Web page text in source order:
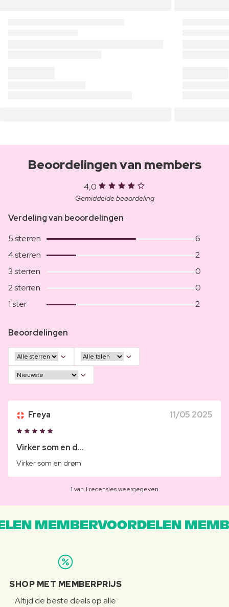
Beoordelingen van members
4,0
Gemiddelde beoordeling
Verdeling van beoordelingen
5 sterren
6
4 sterren
2
3 sterren
0
2 sterren
0
1 ster
2
Beoordelingen
Freya 11/05 2025
Virker som en d...
Virker som en drøm
1 van 1 recensies weergegeven
MEMBERVOORDELEN
SHOP MET MEMBERPRIJS
Altijd de beste deals op alle